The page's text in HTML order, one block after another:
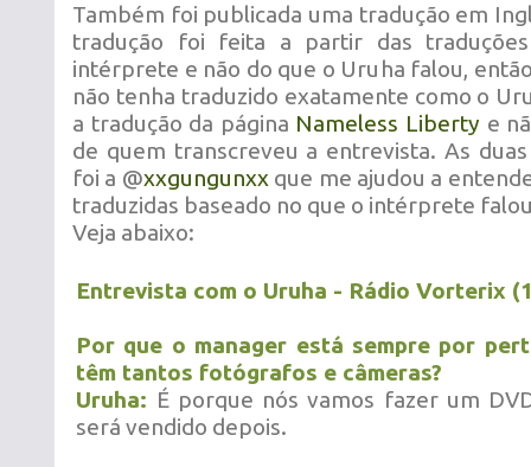
Também foi publicada uma tradução em
tradução foi feita a partir das
intérprete e não do que o Uruha falou,
não tenha traduzido exatamente como o
a tradução da página Nameless Liberty e
de quem transcreveu a entrevista. As
foi a @xxgungunxx que me ajudou a
traduzidas baseado no que o intérprete
Veja abaixo:
Entrevista com o Uruha - Rádio Vorterix
Por que o manager está sempre por
têm tantos fotógrafos e câmeras?
Uruha: É porque nós vamos fazer um
será vendido depois.